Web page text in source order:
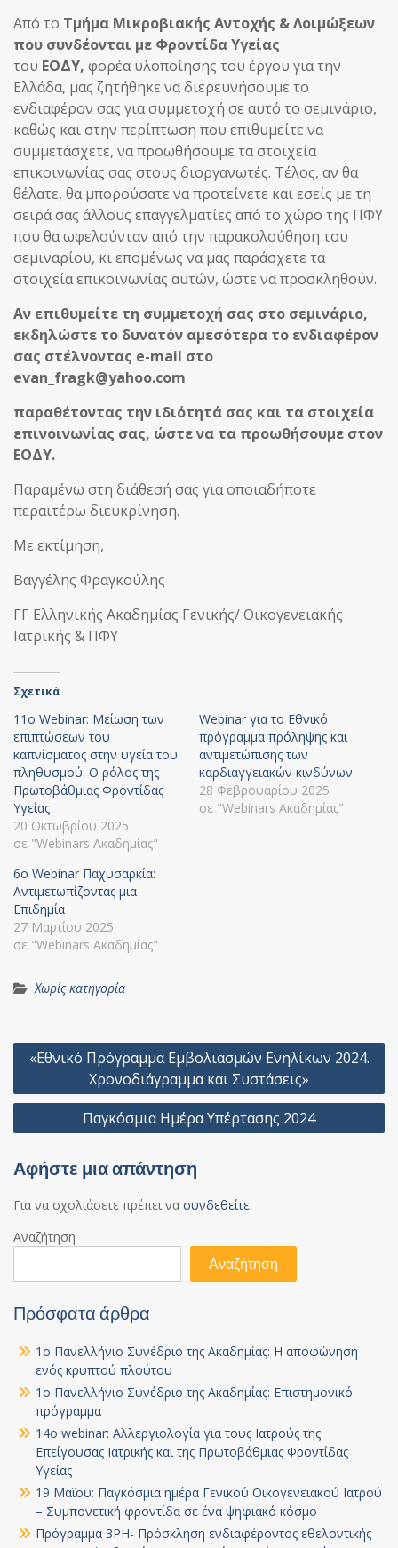
Από το Τμήμα Μικροβιακής Αντοχής & Λοιμώξεων
που συνδέονται με Φροντίδα Υγείας
του ΕΟΔΥ, φορέα υλοποίησης του έργου για την
Ελλάδα, μας ζητήθηκε να διερευνήσουμε το
ενδιαφέρον σας για συμμετοχή σε αυτό το σεμινάριο,
καθώς και στην περίπτωση που επιθυμείτε να
συμμετάσχετε, να προωθήσουμε τα στοιχεία
επικοινωνίας σας στους διοργανωτές. Τέλος, αν θα
θέλατε, θα μπορούσατε να προτείνετε και εσείς με τη
σειρά σας άλλους επαγγελματίες από το χώρο της ΠΦΥ
που θα ωφελούνταν από την παρακολούθηση του
σεμιναρίου, κι επομένως να μας παράσχετε τα
στοιχεία επικοινωνίας αυτών, ώστε να προσκληθούν.
Αν επιθυμείτε τη συμμετοχή σας στο σεμινάριο,
εκδηλώστε το δυνατόν αμεσότερα το ενδιαφέρον
σας στέλνοντας e-mail στο
evan_fragk@yahoo.com
παραθέτοντας την ιδιότητά σας και τα στοιχεία
επινοινωνίας σας, ώστε να τα προωθήσουμε στον
ΕΟΔΥ.
Παραμένω στη διάθεσή σας για οποιαδήποτε
περαιτέρω διευκρίνηση.
Με εκτίμηση,
Βαγγέλης Φραγκούλης
ΓΓ Ελληνικής Ακαδημίας Γενικής/ Οικογενειακής
Ιατρικής & ΠΦΥ
Σχετικά
11o Webinar: Μείωση των
επιπτώσεων του
καπνίσματος στην υγεία του
πληθυσμού. Ο ρόλος της
Πρωτοβάθμιας Φροντίδας
Υγείας
20 Οκτωβρίου 2025
σε "Webinars Ακαδημίας"
Webinar για το Εθνικό
πρόγραμμα πρόληψης και
αντιμετώπισης των
καρδιαγγειακών κινδύνων
28 Φεβρουαρίου 2025
σε "Webinars Ακαδημίας"
6o Webinar Παχυσαρκία:
Αντιμετωπίζοντας μια
Επιδημία
27 Μαρτίου 2025
σε "Webinars Ακαδημίας"
Χωρίς κατηγορία
Πλοήγηση
«Εθνικό Πρόγραμμα Εμβολιασμών Ενηλίκων 2024.
Χρονοδιάγραμμα και Συστάσεις»
Παγκόσμια Ημέρα Υπέρτασης 2024
Αφήστε μια απάντηση
Για να σχολιάσετε πρέπει να συνδεθείτε.
Αναζήτηση
Αναζήτηση
Πρόσφατα άρθρα
1ο Πανελλήνιο Συνέδριο της Ακαδημίας: Η αποφώνηση
ενός κρυπτού πλούτου
1ο Πανελλήνιο Συνέδριο της Ακαδημίας: Επιστημονικό
πρόγραμμα
14ο webinar: Αλλεργιολογία για τους Ιατρούς της
Επείγουσας Ιατρικής και της Πρωτοβάθμιας Φροντίδας
Υγείας
19 Μαϊου: Παγκόσμια ημέρα Γενικού Οικογενειακού Ιατρού
– Συμπονετική φροντίδα σε ένα ψηφιακό κόσμο
Πρόγραμμα 3PH- Πρόσκληση ενδιαφέροντος εθελοντικής